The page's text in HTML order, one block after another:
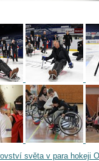
světa v para hokeji